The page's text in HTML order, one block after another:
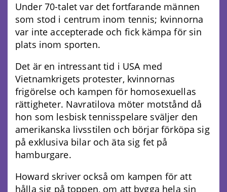
Under 70-talet var det fortfarande männen
som stod i centrum inom tennis; kvinnorna
var inte accepterade och fick kämpa för sin
plats inom sporten.
Det är en intressant tid i USA med
Vietnamkrigets protester, kvinnornas
frigörelse och kampen för homosexuellas
rättigheter. Navratilova möter motstånd då
hon som lesbisk tennisspelare sväljer den
amerikanska livsstilen och börjar förköpa sig
på exklusiva bilar och äta sig fet på
hamburgare.
Howard skriver också om kampen för att
hålla sig på toppen, om att bygga hela sin